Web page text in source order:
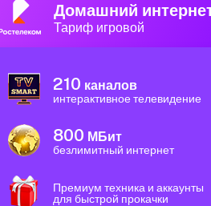
Домашний
Тариф игровой
210 каналов
интерактивное телевидение
800 МБит
безлимитный интернет
Премиум техника и аккаунты
для быстрой прокачки